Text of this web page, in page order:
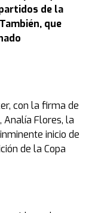
de la
que
con la firma de
Analía Flores, la
inicio de
de la Copa